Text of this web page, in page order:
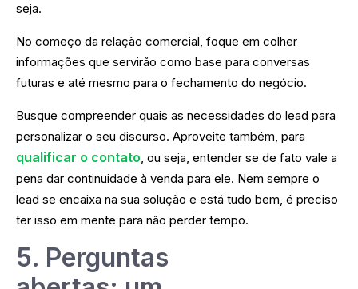
seja.
No começo da relação comercial, foque em colher
informações que servirão como base para conversas
futuras e até mesmo para o fechamento do negócio.
Busque compreender quais as necessidades do lead para
personalizar o seu discurso. Aproveite também, para
qualificar o contato, ou seja, entender se de fato vale a
pena dar continuidade à venda para ele. Nem sempre o
lead se encaixa na sua solução e está tudo bem, é preciso
ter isso em mente para não perder tempo.
5. Perguntas